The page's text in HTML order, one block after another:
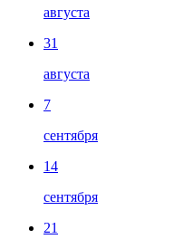
августа
31
августа
7
сентября
14
сентября
21